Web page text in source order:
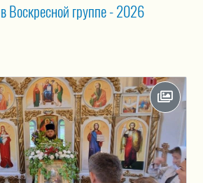
Воскресной группе - 2026